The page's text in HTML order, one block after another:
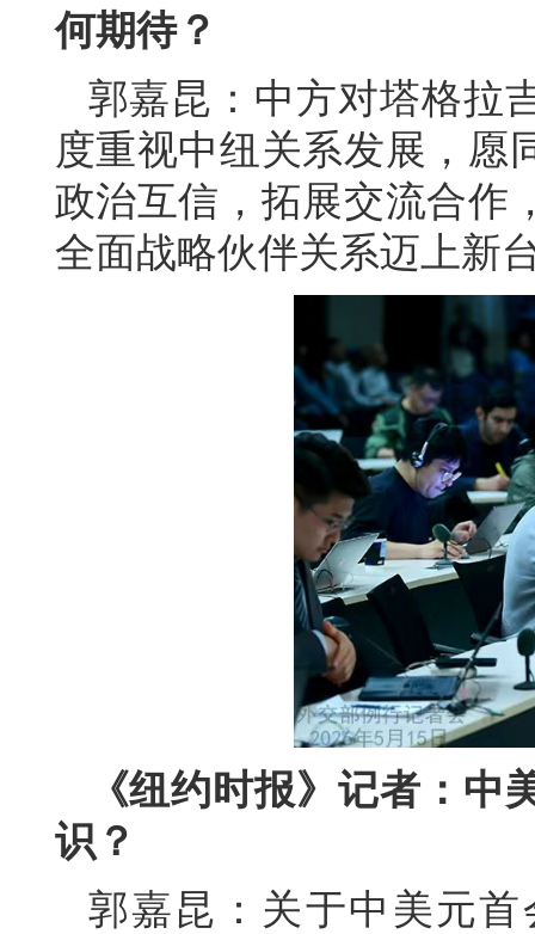
何期待？
郭嘉昆：中方对塔格拉
度重视中纽关系发展，愿
政治互信，拓展交流合作
全面战略伙伴关系迈上新
《纽约时报》记者：
识？
郭嘉昆：关于中美元